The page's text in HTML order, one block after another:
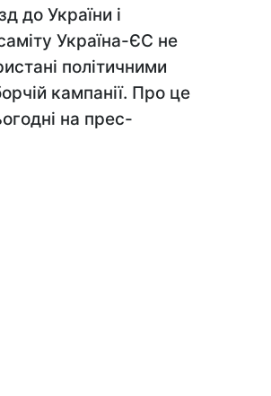
до України і
Україна-ЄС не
політичними
кампанії. Про це
на прес-